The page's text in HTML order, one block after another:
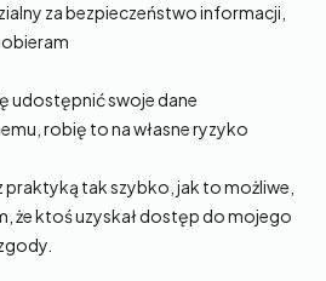
za bezpieczeństwo informacji,
udostępnić swoje dane
robię to na własne ryzyko
tak szybko, jak to możliwe,
że ktoś uzyskał dostęp do mojego